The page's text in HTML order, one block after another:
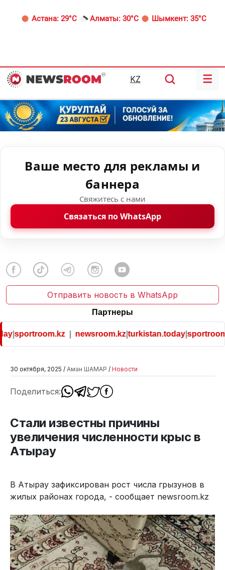
Астана: 29°C Алматы: 30°C Шымкент: 35°C
KZ ☰
Ваше место для рекламы и
баннера
Свяжитесь с нами
Связаться по WhatsApp
Отправить новость в WhatsApp
Партнеры
|sportroom.kz| newsroom.kz|turkistan.today|
30 октября, 2025 / Аман ШАМАР / Новости
Поделиться:
Стали известны причины
увеличения численности крыс в
Атырау
В Атырау зафиксирован рост числа грызунов в
жилых районах города, - сообщает newsroom.kz